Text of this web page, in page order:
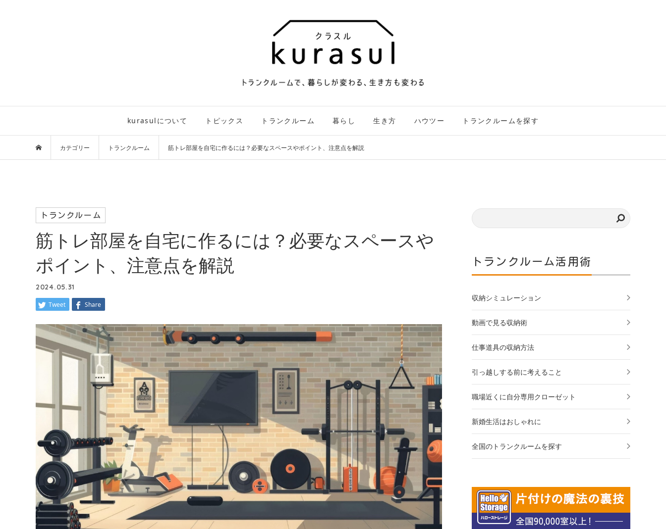
kurasulについて トピックス トランクルーム 暮らし 生き方 ハウツー トランクルームを探す
カテゴリー トランクルーム 筋トレ部屋を自宅に作るには？必要なスペースやポイント、注意点を解説
トランクルーム
筋トレ部屋を自宅に作るには？必要なスペースや
ポイント、注意点を解説
2024.05.31
Tweet Share
トランクルーム活用術
収納シミュレーション
動画で見る収納術
仕事道具の収納方法
引っ越しする前に考えること
職場近くに自分専用クローゼット
新婚生活はおしゃれに
全国のトランクルームを探す